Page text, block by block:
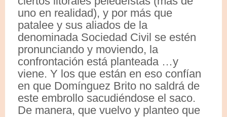
uno en realidad), y por más que
patalee y sus aliados de la
denominada Sociedad Civil se estén
pronunciando y moviendo, la
confrontación está planteada …y
viene. Y los que están en eso confían
en que Domínguez Brito no saldrá de
este embrollo sacudiéndose el saco.
De manera, que vuelvo y planteo que